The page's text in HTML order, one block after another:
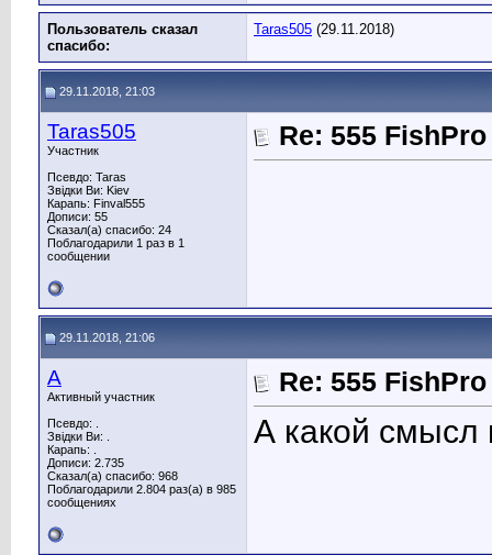
Пользователь сказал
cпасибо:
Taras505 (29.11.2018)
29.11.2018, 21:03
Taras505
Участник
Псевдо: Taras
Звідки Ви: Kiev
Карапь: Finval555
Дописи: 55
Сказал(а) спасибо: 24
Поблагодарили 1 раз в 1
сообщении
Re: 555 FishPro
29.11.2018, 21:06
A
Активный участник
Псевдо: .
Звідки Ви: .
Карапь: .
Дописи: 2.735
Сказал(а) спасибо: 968
Поблагодарили 2.804 раз(а) в 985
сообщениях
Re: 555 FishPro
А какой смысл